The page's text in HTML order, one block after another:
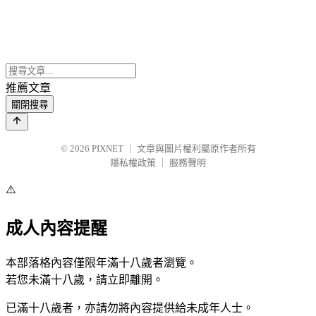
推薦文章
關閉搜尋
© 2026 PIXNET
文章與圖片權利屬原作者所有
隱私權政策
服務聲明
⚠️
成人內容提醒
本部落格內容僅限年滿十八歲者瀏覽。
若您未滿十八歲，請立即離開。
已滿十八歲者，亦請勿將內容提供給未成年人士。